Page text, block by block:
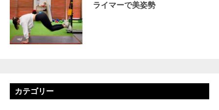
ライマーで美姿勢
カテゴリー